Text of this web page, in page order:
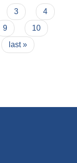
3
4
9
10
last »